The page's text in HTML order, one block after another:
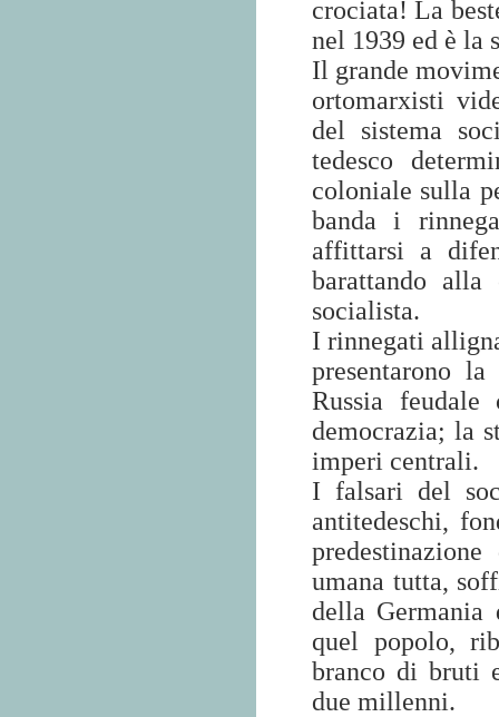
crociata! La
nel 1939 ed è la
Il grande
ortomarxisti
del sistema
tedesco
coloniale sulla
banda i
affittarsi a
barattando alla
socialista.
I rinnegati
presentarono
Russia
democrazia; la
imperi centrali.
I falsari del
antitedeschi,
umana tutta,
della
quel popolo,
branco di bruti
due millenni.